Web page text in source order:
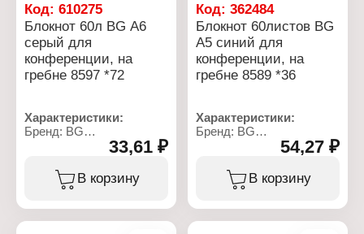
Код: 610275
Блокнот 60л BG А6
серый для
конференции, на
гребне 8597 *72
Характеристики:
Бренд: BG
Артикул: 325179
Тип товара: Блокнот
Назначение: для
конференции
33,61 ₽
В корзину
Код:362484
Блокнот 60листов BG
А5 синий для
конференции, на
гребне 8589 *36
Характеристики:
Бренд: BG
Тип товара: Блокнот
Назначение: для
конференции
54,27 ₽
В корзину